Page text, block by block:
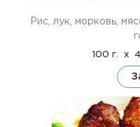
Рис, лук, морковь,
100 г. x